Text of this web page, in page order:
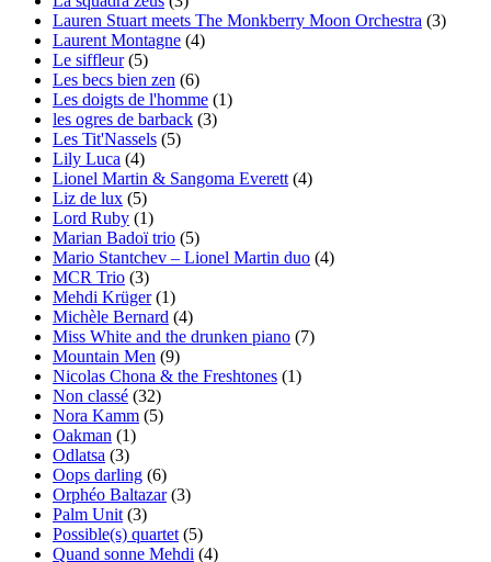
Lauren Stuart meets The Monkberry Moon Orchestra (3)
Laurent Montagne (4)
Le siffleur(5)
Les becs bien zen (6)
Les doigts de l'homme (1)
les ogres de barback (3)
Les Tit'Nassels (5)
Lily Luca (4)
Lionel Martin & Sangoma Everett (4)
Liz de lux (5)
Lord Ruby (1)
Marian Badoï trio (5)
Mario Stantchev – Lionel Martin duo (4)
MCR Trio (3)
Mehdi Krüger(1)
Michèle Bernard (4)
Miss White and the drunken piano (7)
Mountain Men (9)
Nicolas Chona & the Freshtones (1)
Non classé (32)
Nora Kamm (5)
Oakman (1)
Odlatsa (3)
Oops darling (6)
Orphéo Baltazar(3)
Palm Unit (3)
Possible(s) quartet (5)
Quand sonne Mehdi (4)